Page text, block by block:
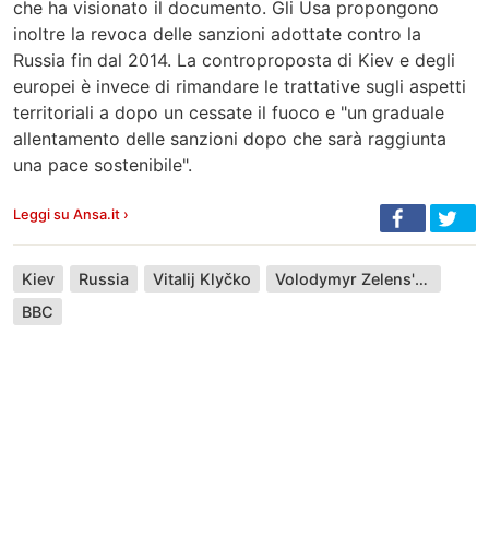
che ha visionato il documento. Gli Usa propongono
inoltre la revoca delle sanzioni adottate contro la
Russia fin dal 2014. La controproposta di Kiev e degli
europei è invece di rimandare le trattative sugli aspetti
territoriali a dopo un cessate il fuoco e "un graduale
allentamento delle sanzioni dopo che sarà raggiunta
una pace sostenibile".
Leggi su Ansa.it ›
Kiev Russia Vitalij Klyčko
Volodymyr Zelens'kyj
BBC